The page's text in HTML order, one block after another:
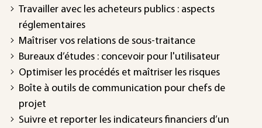
Travailler avec les acheteurs publics : aspects
réglementaires
Maîtriser vos relations de sous-traitance
Bureaux d’études : concevoir pour l'utilisateur
Optimiser les procédés et maîtriser les risques
Boîte à outils de communication pour chefs de
projet
Suivre et reporter les indicateurs financiers d’un